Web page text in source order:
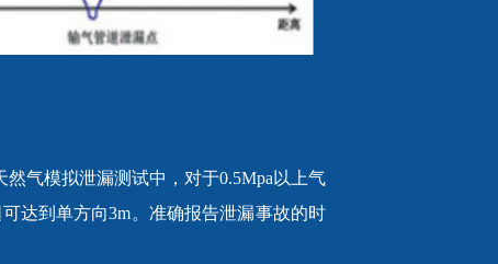
气模拟泄漏测试中，对于0.5Mpa以上气
达到单方向3m。准确报告泄漏事故的时